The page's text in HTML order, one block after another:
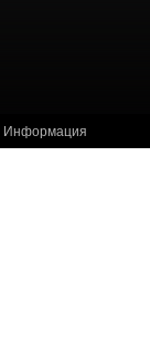
Информация